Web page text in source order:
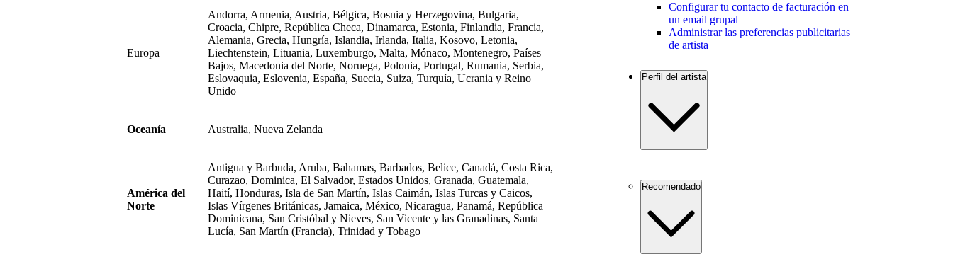
Europa
Andorra, Armenia, Austria, Bélgica, Bosnia y Herzegovina, Bulgaria,
Croacia, Chipre, República Checa, Dinamarca, Estonia, Finlandia, Francia,
Alemania, Grecia, Hungría, Islandia, Irlanda, Italia, Kosovo, Letonia,
Liechtenstein, Lituania, Luxemburgo, Malta, Mónaco, Montenegro, Países
Bajos, Macedonia del Norte, Noruega, Polonia, Portugal, Rumania, Serbia,
Eslovaquia, Eslovenia, España, Suecia, Suiza, Turquía, Ucrania y Reino
Unido
Oceanía Australia, Nueva Zelanda
América del
Norte
Antigua y Barbuda, Aruba, Bahamas, Barbados, Belice, Canadá, Costa Rica,
Curazao, Dominica, El Salvador, Estados Unidos, Granada, Guatemala,
Haití, Honduras, Isla de San Martín, Islas Caimán, Islas Turcas y Caicos,
Islas Vírgenes Británicas, Jamaica, México, Nicaragua, Panamá, República
Dominicana, San Cristóbal y Nieves, San Vicente y las Granadinas, Santa
Lucía, San Martín (Francia), Trinidad y Tobago
Configurar tu contacto de facturación en
un email grupal
Administrar las preferencias publicitarias
de artista
Perfil del artista
Recomendado